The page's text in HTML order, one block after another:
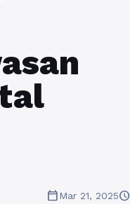
calendar_todayMar 21, 2025schedule